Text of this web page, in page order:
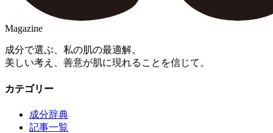
Magazine
成分で選ぶ、私の肌の最適解。
美しい考え、善意が肌に現れることを信じて。
カテゴリー
成分辞典
記事一覧